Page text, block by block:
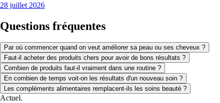
28 juillet 2026
Questions fréquentes
Par où commencer quand on veut améliorer sa peau ou ses cheveux ?
Faut-il acheter des produits chers pour avoir de bons résultats ?
Combien de produits faut-il vraiment dans une routine ?
En combien de temps voit-on les résultats d'un nouveau soin ?
Les compléments alimentaires remplacent-ils les soins beauté ?
Actuel.